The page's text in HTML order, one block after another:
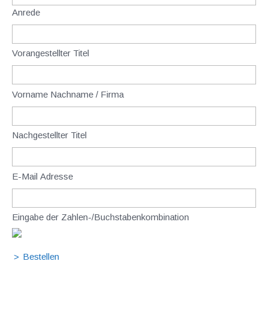
Anrede
Vorangestellter Titel
Vorname Nachname / Firma
Nachgestellter Titel
E-Mail Adresse
Eingabe der Zahlen-/Buchstabenkombination